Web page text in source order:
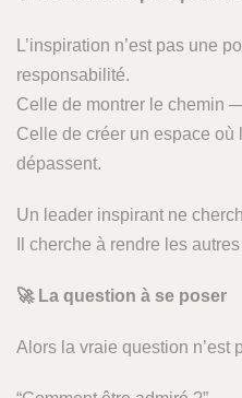
L’inspiration n’est pas une
responsabilité.
Celle de montrer le chemin
Celle de créer un espace où
dépassent.
Un leader inspirant ne
Il cherche à rendre les
🚀La question à se poser
Alors la vraie question n’est